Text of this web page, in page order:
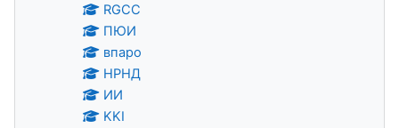
RGCC
ПЮИ
впаро
НРНД
ИИ
KKI